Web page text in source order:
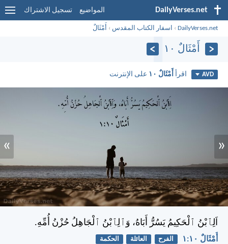
DailyVerses.net المواضيع تسجيل الاشتراك
DailyVerses.net
› اسفار الكتاب المقدس › أَمْثَالٌ
أَمْثَالٌ ١٠
AVD اقرأ أَمْثَالٌ ١٠ على الإنترنت
«
»
اَلِٱبْنُ ٱلْحَكِيمُ يَسُرُّ أَبَاهُ، وَٱلِٱبْنُ ٱلْجَاهِلُ حُزْنُ أُمِّهِ.
أَمْثَالٌ ١٠:‏١ الفرح العائلة الحكمة